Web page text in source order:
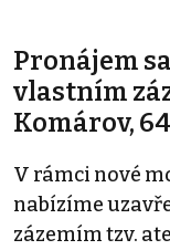
Pronájem
vlastním
Komárov,
V rámci nové
nabízíme
zázemím tzv.